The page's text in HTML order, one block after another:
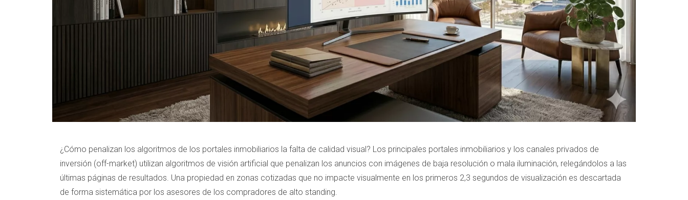
¿Cómo penalizan los algoritmos de los portales inmobiliarios la falta de calidad visual? Los principales portales inmobiliarios y los canales privados de
inversión (off-market) utilizan algoritmos de visión artificial que penalizan los anuncios con imágenes de baja resolución o mala iluminación, relegándolos a las
últimas páginas de resultados. Una propiedad en zonas cotizadas que no impacte visualmente en los primeros 2,3 segundos de visualización es descartada
de forma sistemática por los asesores de los compradores de alto standing.